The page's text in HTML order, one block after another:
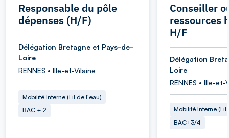
Responsable du pôle
dépenses (H/F)
Délégation Bretagne et Pays-de-
Loire
RENNES • Ille-et-Vilaine
Mobilité Interne (Fil de l'eau)
BAC + 2
Conseiller
ressources
H/F
Délégation
Loire
RENNES • Ille-et-
Mobilité Interne (Fil
BAC+3/4